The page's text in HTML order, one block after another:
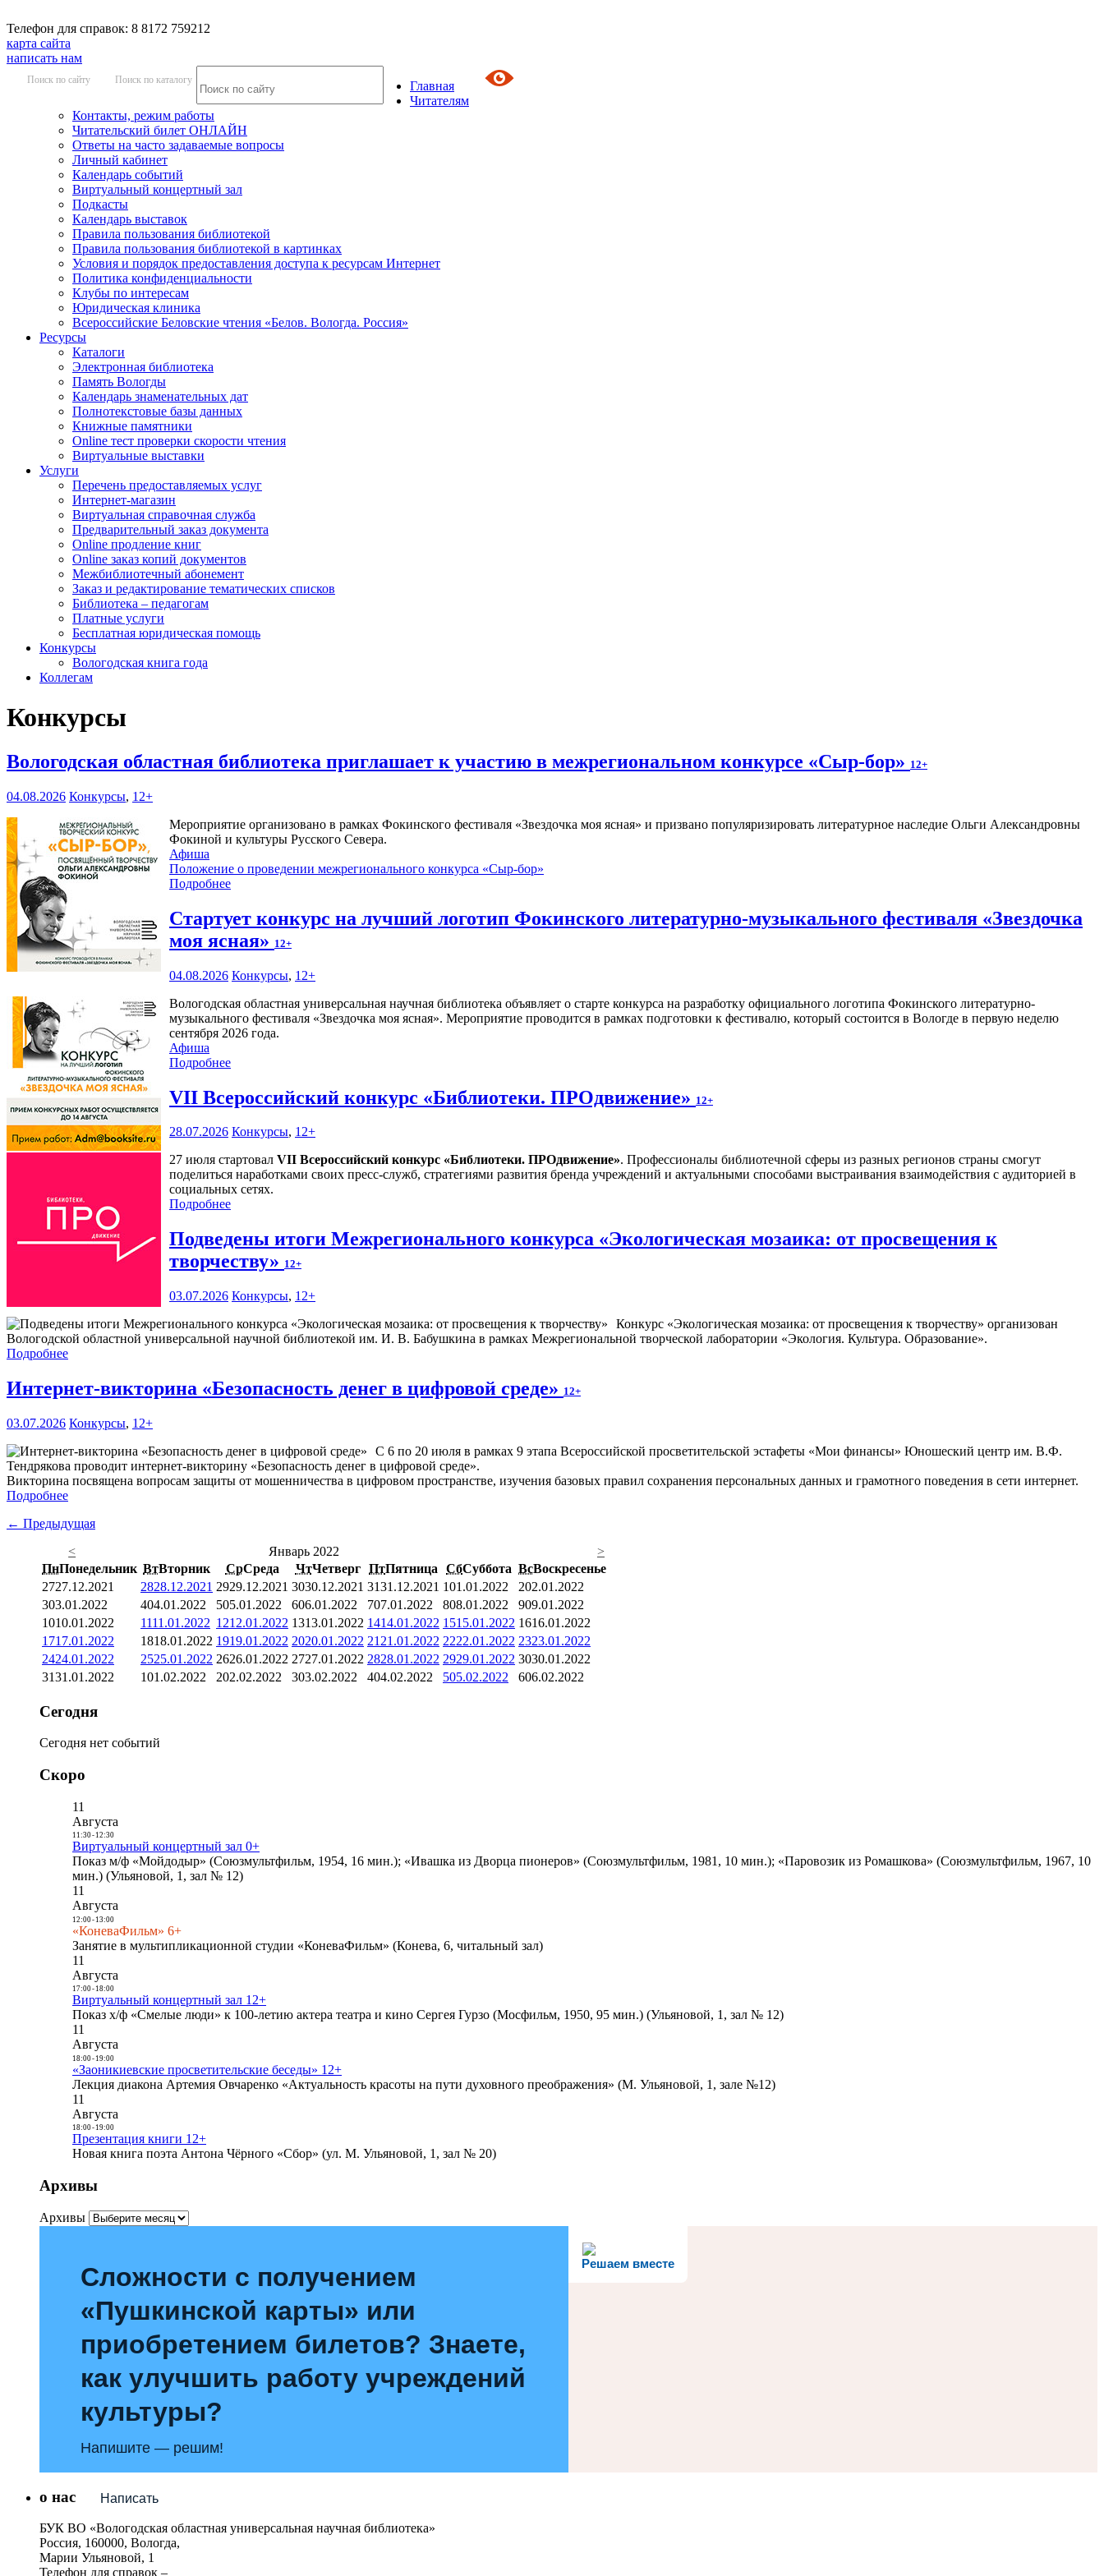
Телефон для справок: 8 8172 759212
карта сайта
написать нам
Поиск по сайту Поиск по каталогу
Главная
Читателям
Контакты, режим работы
Читательский билет ОНЛАЙН
Ответы на часто задаваемые вопросы
Личный кабинет
Календарь событий
Виртуальный концертный зал
Подкасты
Календарь выставок
Правила пользования библиотекой
Правила пользования библиотекой в картинках
Условия и порядок предоставления доступа к ресурсам Интернет
Политика конфиденциальности
Клубы по интересам
Юридическая клиника
Всероссийские Беловские чтения «Белов. Вологда. Россия»
Ресурсы
Каталоги
Электронная библиотека
Память Вологды
Календарь знаменательных дат
Полнотекстовые базы данных
Книжные памятники
Online тест проверки скорости чтения
Виртуальные выставки
Услуги
Перечень предоставляемых услуг
Интернет-магазин
Виртуальная справочная служба
Предварительный заказ документа
Online продление книг
Online заказ копий документов
Межбиблиотечный абонемент
Заказ и редактирование тематических списков
Библиотека – педагогам
Платные услуги
Бесплатная юридическая помощь
Конкурсы
Вологодская книга года
Коллегам
Конкурсы
Вологодская областная библиотека приглашает к участию в межрегиональном конкурсе «Сыр-бор» 12+
04.08.2026 Конкурсы, 12+
Мероприятие организовано в рамках Фокинского фестиваля «Звездочка моя ясная» и призвано популяризировать литературное наследие Ольги Александровны
Фокиной и культуры Русского Севера.
Афиша
Положение о проведении межрегионального конкурса «Сыр-бор»
Подробнее
Стартует конкурс на лучший логотип Фокинского литературно-музыкального фестиваля «Звездочка
моя ясная» 12+
04.08.2026 Конкурсы, 12+
Вологодская областная универсальная научная библиотека объявляет о старте конкурса на разработку официального логотипа Фокинского литературно-
музыкального фестиваля «Звездочка моя ясная». Мероприятие проводится в рамках подготовки к фестивалю, который состоится в Вологде в первую неделю
сентября 2026 года.
Афиша
Подробнее
VII Всероссийский конкурс «Библиотеки. ПРОдвижение» 12+
28.07.2026 Конкурсы, 12+
27 июля стартовал VII Всероссийский конкурс «Библиотеки. ПРОдвижение». Профессионалы библиотечной сферы из разных регионов страны смогут
поделиться наработками своих пресс-служб, стратегиями развития бренда учреждений и актуальными способами выстраивания взаимодействия с аудиторией в
социальных сетях.
Подробнее
Подведены итоги Межрегионального конкурса «Экологическая мозаика: от просвещения к
творчеству» 12+
03.07.2026 Конкурсы, 12+
Конкурс «Экологическая мозаика: от просвещения к творчеству» организован
Вологодской областной универсальной научной библиотекой им. И. В. Бабушкина в рамках Межрегиональной творческой лаборатории «Экология. Культура. Образование».
Подробнее
Интернет-викторина «Безопасность денег в цифровой среде» 12+
03.07.2026 Конкурсы, 12+
С 6 по 20 июля в рамках 9 этапа Всероссийской просветительской эстафеты «Мои финансы» Юношеский центр им. В.Ф.
Тендрякова проводит интернет-викторину «Безопасность денег в цифровой среде».
Викторина посвящена вопросам защиты от мошенничества в цифровом пространстве, изучения базовых правил сохранения персональных данных и грамотного поведения в сети интернет.
Подробнее
← Предыдущая
<
Январь 2022
>
ПнПонедельник ВтВторник СрСреда ЧтЧетверг ПтПятница СбСуббота ВсВоскресенье
2727.12.2021 2828.12.2021 2929.12.2021 3030.12.2021 3131.12.2021 101.01.2022 202.01.2022
303.01.2022 404.01.2022 505.01.2022 606.01.2022 707.01.2022 808.01.2022 909.01.2022
1010.01.2022 1111.01.2022 1212.01.2022 1313.01.2022 1414.01.2022 1515.01.2022 1616.01.2022
1717.01.2022 1818.01.2022 1919.01.2022 2020.01.2022 21 21.01.2022 2222.01.2022 2323.01.2022
2424.01.2022 2525.01.2022 2626.01.2022 2727.01.2022 2828.01.2022 2929.01.2022 3030.01.2022
3131.01.2022 101.02.2022 202.02.2022 303.02.2022 404.02.2022 505.02.2022 606.02.2022
Сегодня
Сегодня нет событий
Скоро
11
Августа
11:30- 12:30
Виртуальный концертный зал 0+
Показ м/ф «Мойдодыр» (Союзмультфильм, 1954, 16 мин.); «Ивашка из Дворца пионеров» (Союзмультфильм, 1981, 10 мин.); «Паровозик из Ромашкова» (Союзмультфильм, 1967, 10
мин.) (Ульяновой, 1, зал № 12)
11
Августа
12:00- 13:00
«КоневаФильм» 6+
Занятие в мультипликационной студии «КоневаФильм» (Конева, 6, читальный зал)
11
Августа
17:00- 18:00
Виртуальный концертный зал 12+
Показ х/ф «Смелые люди» к 100-летию актера театра и кино Сергея Гурзо (Мосфильм, 1950, 95 мин.) (Ульяновой, 1, зал № 12)
11
Августа
18:00- 19:00
«Заоникиевские просветительские беседы» 12+
Лекция диакона Артемия Овчаренко «Актуальность красоты на пути духовного преображения» (М. Ульяновой, 1, зале №12)
11
Августа
18:00- 19:00
Презентация книги 12+
Новая книга поэта Антона Чёрного «Сбор» (ул. М. Ульяновой, 1, зал № 20)
Архивы
Архивы
Решаем вместе
Сложности с получением
«Пушкинской карты» или
приобретением билетов? Знаете,
как улучшить работу учреждений
культуры?
Напишите — решим!
Написать
о нас
БУК ВО «Вологодская областная универсальная научная библиотека»
Россия, 160000, Вологда,
Марии Ульяновой, 1
Телефон для справок –